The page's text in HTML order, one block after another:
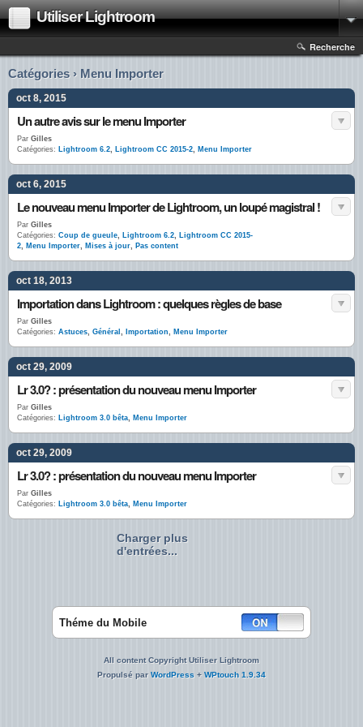
Utiliser Lightroom
Recherche
Catégories › Menu Importer
oct 8, 2015
Un autre avis sur le menu Importer
Par Gilles
Catégories: Lightroom 6.2, Lightroom CC 2015-2, Menu Importer
oct 6, 2015
Le nouveau menu Importer de Lightroom, un loupé magistral !
Par Gilles
Catégories: Coup de gueule, Lightroom 6.2, Lightroom CC 2015-
2, Menu Importer, Mises à jour, Pas content
oct 18, 2013
Importation dans Lightroom : quelques règles de base
Par Gilles
Catégories: Astuces, Général , Importation, Menu Importer
oct 29, 2009
Lr 3.0? : présentation du nouveau menu Importer
Par Gilles
Catégories: Lightroom 3.0 bêta, Menu Importer
oct 29, 2009
Lr 3.0? : présentation du nouveau menu Importer
Par Gilles
Catégories: Lightroom 3.0 bêta, Menu Importer
Charger plus
d'entrées...
Théme du Mobile
All content Copyright Utiliser Lightroom
Propulsé parWordPress + WPtouch 1.9.34